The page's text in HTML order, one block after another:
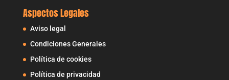
Aspectos Legales
Aviso legal
Condiciones Generales
Política de cookies
Política de privacidad